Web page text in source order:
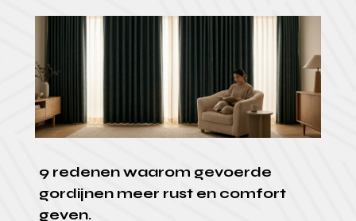
9 redenen waarom gevoerde
gordijnen meer rust en comfort
geven.